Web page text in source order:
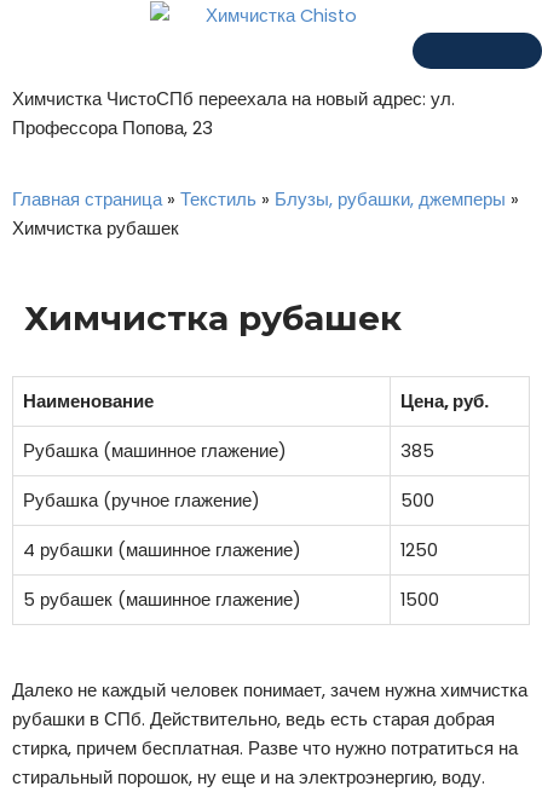
Химчистка ЧистоСПб переехала на новый адрес: ул.
Профессора Попова, 23
Главная страница» Текстиль » Блузы, рубашки, джемперы »
Химчистка рубашек
Химчистка рубашек
Наименование Цена, руб.
Рубашка (машинное глажение) 385
Рубашка (ручное глажение) 500
4 рубашки (машинное глажение) 1250
5 рубашек (машинное глажение) 1500
Далеко не каждый человек понимает, зачем нужна химчистка
рубашки в СПб. Действительно, ведь есть старая добрая
стирка, причем бесплатная. Разве что нужно потратиться на
стиральный порошок, ну еще и на электроэнергию, воду.